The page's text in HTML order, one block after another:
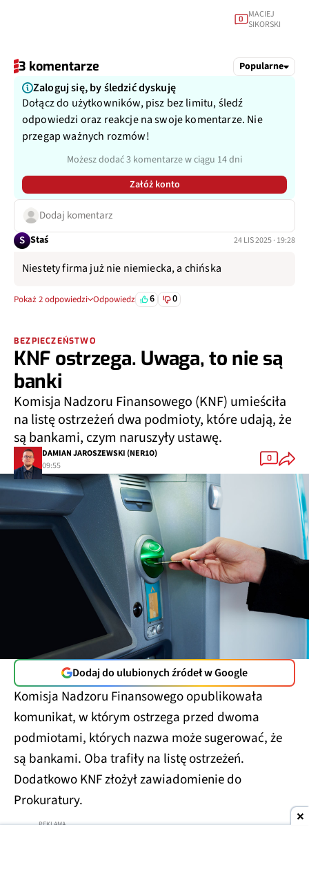
0 MACIEJ
SIKORSKI
3 komentarze Popularne
Zaloguj się, by śledzić dyskuję
Dołącz do użytkowników, pisz bez limitu, śledź
odpowiedzi oraz reakcje na swoje komentarze. Nie
przegap ważnych rozmów!
Możesz dodać 3 komentarze w ciągu 14 dni
Załóż konto
Dodaj komentarz
S Staś 24 LIS 2025 · 19:28
Niestety firma już nie niemiecka, a chińska
Pokaż 2 odpowiedzi Odpowiedz 6 0
BEZPIECZEŃSTWO
KNF ostrzega. Uwaga, to nie są
banki
Komisja Nadzoru Finansowego (KNF) umieściła
na listę ostrzeżeń dwa podmioty, które udają, że
są bankami, czym naruszyły ustawę.
DAMIAN JAROSZEWSKI (NER1O)
09:55
0
Dodaj do ulubionych źródeł w Google
Komisja Nadzoru Finansowego opublikowała
komunikat, w którym ostrzega przed dwoma
podmiotami, których nazwa może sugerować, że
są bankami. Oba trafiły na listę ostrzeżeń.
Dodatkowo KNF złożył zawiadomienie do
Prokuratury.